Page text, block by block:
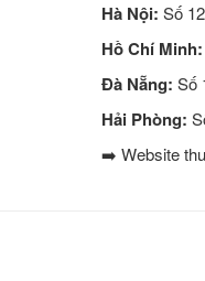
Hà Nội: Số
Hồ Chí Minh:
Đà Nẵng: Số
Hải Phòng:
➡️ Website